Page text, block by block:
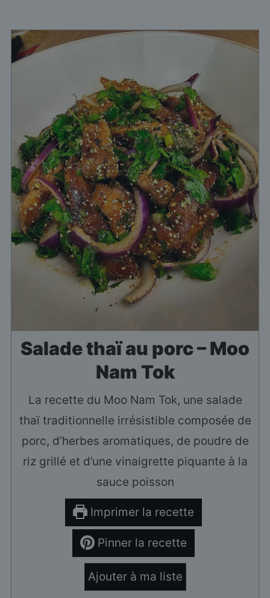
Salade thaï au porc – Moo
Nam Tok
La recette du Moo Nam Tok, une salade
thaï traditionnelle irrésistible composée de
porc, d’herbes aromatiques, de poudre de
riz grillé et d’une vinaigrette piquante à la
sauce poisson
Imprimer la recette
Pinner la recette
Ajouter à ma liste